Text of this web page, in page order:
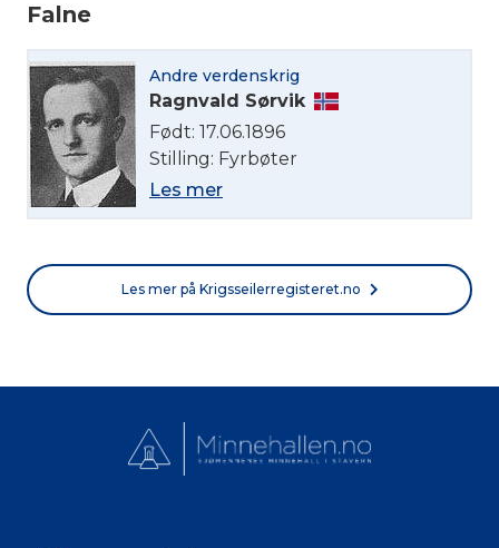
Falne
Andre verdenskrig
Ragnvald Sørvik
Født: 17.06.1896
Stilling: Fyrbøter
Les mer
Les mer på Krigsseilerregisteret.no
English
Norsk bokmål